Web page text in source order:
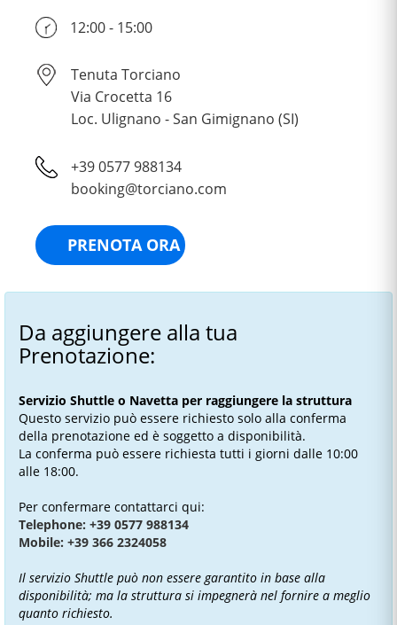
12:00 - 15:00
Tenuta Torciano
Via Crocetta 16
Loc. Ulignano - San Gimignano (SI)
+39 0577 988134
booking@torciano.com
PRENOTA ORA
Da aggiungere alla tua
Prenotazione:
Servizio Shuttle o Navetta per raggiungere la struttura
Questo servizio può essere richiesto solo alla conferma
della prenotazione ed è soggetto a disponibilità.
La conferma può essere richiesta tutti i giorni dalle 10:00
alle 18:00.
Per confermare contattarci qui:
Telephone: +39 0577 988134
Mobile: +39 366 2324058
Il servizio Shuttle può non essere garantito in base alla
disponibilità; ma la struttura si impegnerà nel fornire a meglio
quanto richiesto.